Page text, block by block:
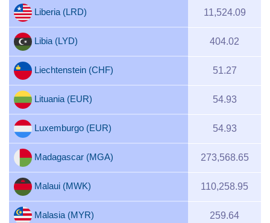
Liberia (LRD) 11,524.09
Libia (LYD) 404.02
Liechtenstein (CHF) 51.27
Lituania (EUR) 54.93
Luxemburgo (EUR) 54.93
Madagascar (MGA) 273,568.65
Malaui (MWK) 110,258.95
Malasia (MYR) 259.64